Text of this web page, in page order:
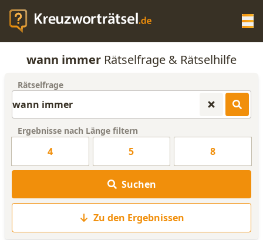
KREUZWORTRÄTSEL-HILFE
WORTLISTE
wann immer Rätselfrage & Rätselhilfe
Rätselfrage
Ergebnisse nach Länge filtern
4 5 8
Suchen
Zu den Ergebnissen